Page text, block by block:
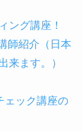
ング講座！
師紹介（日本
来ます。）
ェック講座の